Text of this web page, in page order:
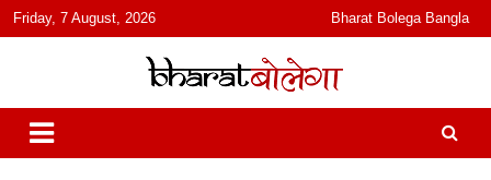
content
Friday, 7 August, 2026 Bharat Bolega Bangla
भारत बोलेगा
हिंदी में समाचार, विचार, ऑडियो, वीडियो और फ़ीचर. भारत बोलेगा हिंदी न्यूज़ वेबसाइट
India: News, Views, Info, Trends & Podcast I जानकारी भी समझदारी भी
और पॉडकास्ट